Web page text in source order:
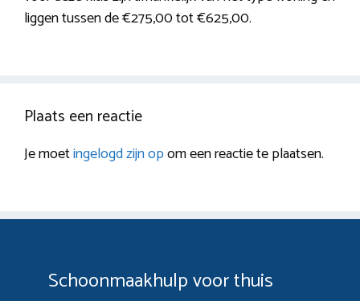
liggen tussen de €275,00 tot €625,00.
Plaats een reactie
Je moetingelogd zijn opom een reactie te plaatsen.
Schoonmaakhulp voor thuis